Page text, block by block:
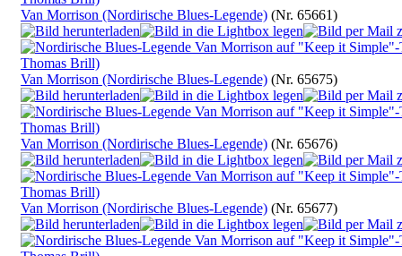
Van Morrison (Nordirische Blues-Legende) (Nr. 65661)
Van Morrison (Nordirische Blues-Legende) (Nr. 65675)
Van Morrison (Nordirische Blues-Legende) (Nr. 65676)
Van Morrison (Nordirische Blues-Legende) (Nr. 65677)